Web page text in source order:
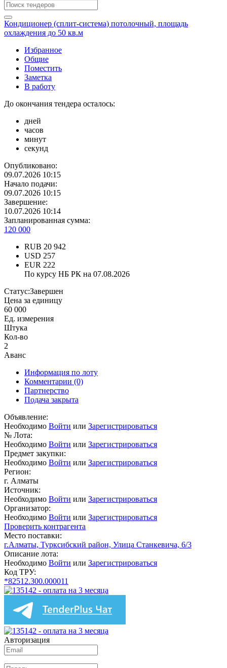
Кондиционер (сплит-система) потолочный, площадь
охлаждения до 50 кв.м
Избранное
Общие
Поместить
Заметка
В работу
До окончания тендера осталось:
дней
часов
минут
секунд
Опубликовано:
09.07.2026 10:15
Начало подачи:
09.07.2026 10:15
Завершение:
10.07.2026 10:14
Запланированная сумма:
120 000
RUB 20 942
USD 257
EUR 222
По курсу НБ РК на 07.08.2026
Статус:Завершен
Цена за единицу
60 000
Ед. измерения
Штука
Кол-во
2
Аванс
Информация по лоту
Комментарии (0)
Партнерство
Подача закрыта
Объявление:
Необходимо Войти или Зарегистрироваться
№ Лота:
Необходимо Войти или Зарегистрироваться
Предмет закупки:
Необходимо Войти или Зарегистрироваться
Регион:
г. Алматы
Источник:
Необходимо Войти или Зарегистрироваться
Организатор:
Необходимо Войти или Зарегистрироваться
Проверить контрагента
Место поставки:
г.Алматы, Турксибский район, Улица Станкевича, 6/3
Описание лота:
Необходимо Войти или Зарегистрироваться
Код ТРУ:
*82512.300.000011
Авторизация